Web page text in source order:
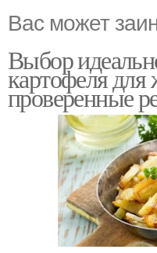
Вас может
Выбор
картофеля для
проверенные